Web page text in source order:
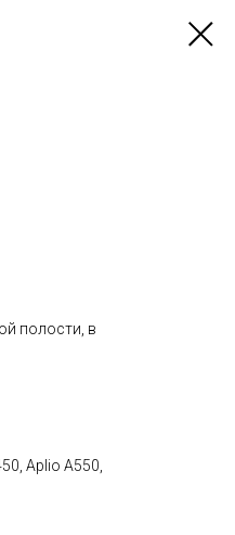
полости, в
Aplio A550,